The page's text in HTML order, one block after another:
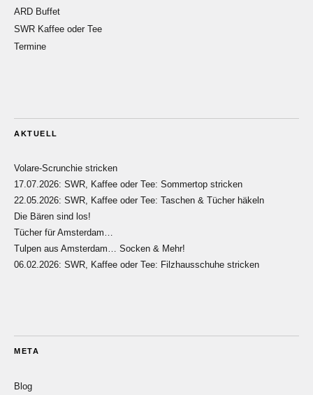
ARD Buffet
SWR Kaffee oder Tee
Termine
AKTUELL
Volare-Scrunchie stricken
17.07.2026: SWR, Kaffee oder Tee: Sommertop stricken
22.05.2026: SWR, Kaffee oder Tee: Taschen & Tücher häkeln
Die Bären sind los!
Tücher für Amsterdam…
Tulpen aus Amsterdam… Socken & Mehr!
06.02.2026: SWR, Kaffee oder Tee: Filzhausschuhe stricken
META
Blog